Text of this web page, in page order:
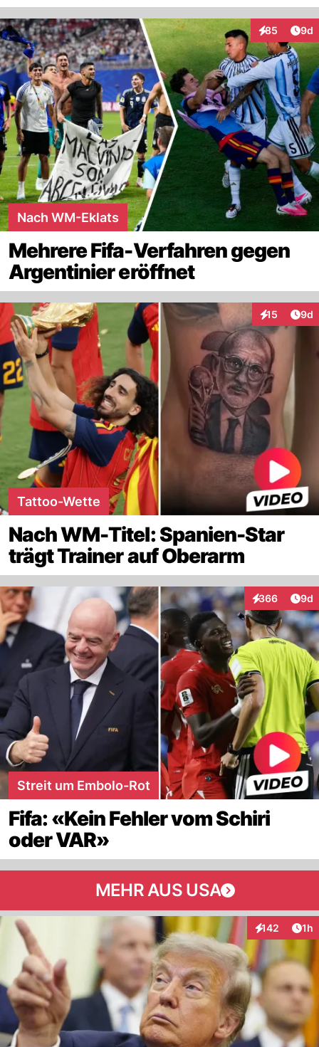
85
Interaktionen
9d
Nach WM-Eklats
Mehrere Fifa-Verfahren gegen
Argentinier eröffnet
15
Interaktionen
9d
Tattoo-Wette
Nach WM-Titel: Spanien-Star
trägt Trainer auf Oberarm
366
Interaktionen
9d
Streit um Embolo-Rot
Fifa: «Kein Fehler vom Schiri
oder VAR»
MEHR AUS USA
142
Interaktionen
1h